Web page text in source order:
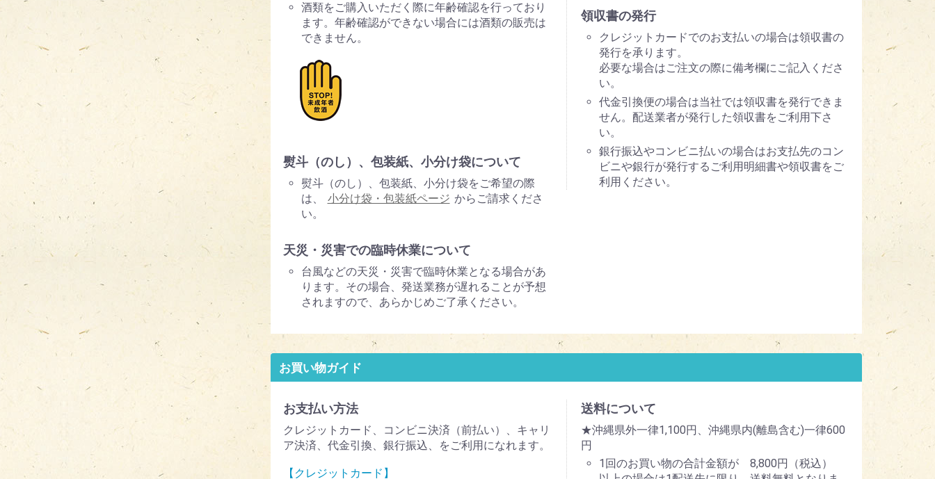
酒類をご購入いただく際に年齢確認を行っており
ます。年齢確認ができない場合には酒類の販売は
できません。
熨斗（のし）、包装紙、小分け袋について
熨斗（のし）、包装紙、小分け袋をご希望の際
は、
小分け袋・包装紙ページ からご請求くださ
い。
天災・災害での臨時休業について
台風などの天災・災害で臨時休業となる場合があ
ります。その場合、発送業務が遅れることが予想
されますので、あらかじめご了承ください。
領収書の発行
クレジットカードでのお支払いの場合は領収書の
発行を承ります。
必要な場合はご注文の際に備考欄にご記入くださ
い。
代金引換便の場合は当社では領収書を発行できま
せん。配送業者が発行した領収書をご利用下さ
い。
銀行振込やコンビニ払いの場合はお支払先のコン
ビニや銀行が発行するご利用明細書や領収書をご
利用ください。
お買い物ガイド
お支払い方法
クレジットカード、コンビニ決済（前払い）、キャリ
ア決済、代金引換、銀行振込、をご利用になれます。
【クレジットカード】
送料について
★沖縄県外一律1,100円、沖縄県内(離島含む)一律600
円
1回のお買い物の合計金額が 8,800円（税込）